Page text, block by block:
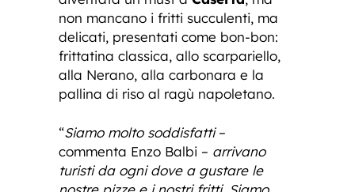
non mancano i fritti succulenti, ma
delicati, presentati come bon-bon:
frittatina classica, allo scarpariello,
alla Nerano, alla carbonara e la
pallina di riso al ragù napoletano.
“Siamo molto soddisfatti–
commenta Enzo Balbi – arrivano
turisti da ogni dove a gustare le